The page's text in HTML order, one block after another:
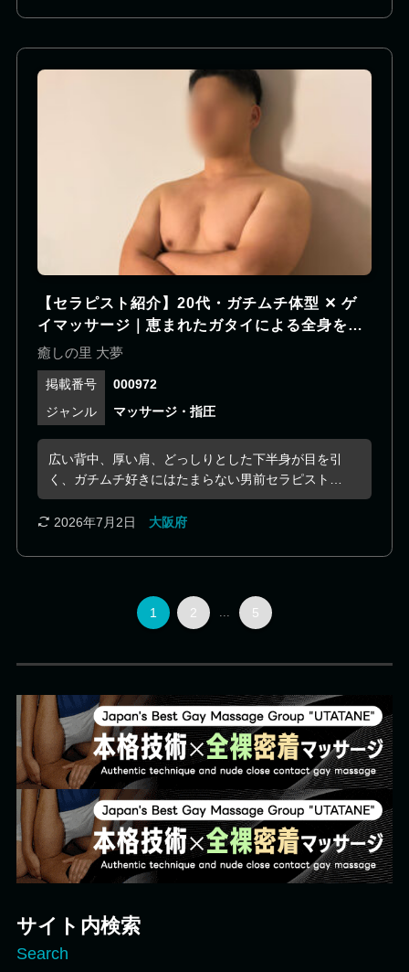
るだけで自然と心がほぐれていくタイプです。 ヘッ
深いリラックスへと導きます。 爽やかなイケメンと
の非日常感と、ぬくもりに包まれる心地よさを、ぜ
【セラピスト紹介】20代・ガチムチ体型 ✕ ゲ
イマッサージ｜恵まれたガタイによる全身を覆
う力強い施術！
癒しの里 大夢
000972
マッサージ・指圧
広い背中、厚い肩、どっしりとした下半身が目を引
く、ガチムチ好きにはたまらない男前セラピストで
す。 鍛えられた恵まれた体格を活かし、全身を包み
込むような施術で、安心感と包容力に満ちたリラク
とは裏腹に、お客様一人ひとりへの細やかな気配り
す。 筋トレや相撲観戦、編み物など趣味も幅広く、
施術とともに会話もゆったり楽しめます。 心まで包
さい。
2026年7月2日 大阪府
1 2 ... 5
サイト内検索
Search